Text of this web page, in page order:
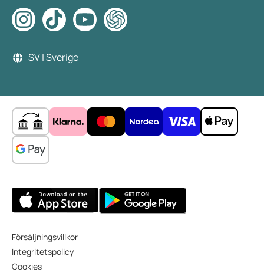
SV | Sverige
Försäljningsvillkor
Integritetspolicy
Cookies